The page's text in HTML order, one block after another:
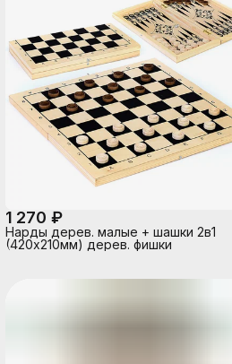
1 270 ₽
Нарды дерев. малые + шашки 2в1
(420х210мм) дерев. фишки